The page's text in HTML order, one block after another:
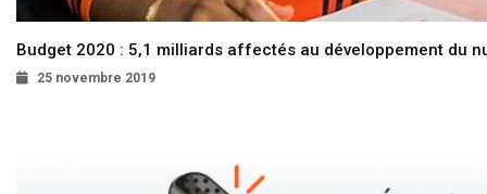
Budget 2020 : 5,1 milliards affectés au développement du
25 novembre 2019